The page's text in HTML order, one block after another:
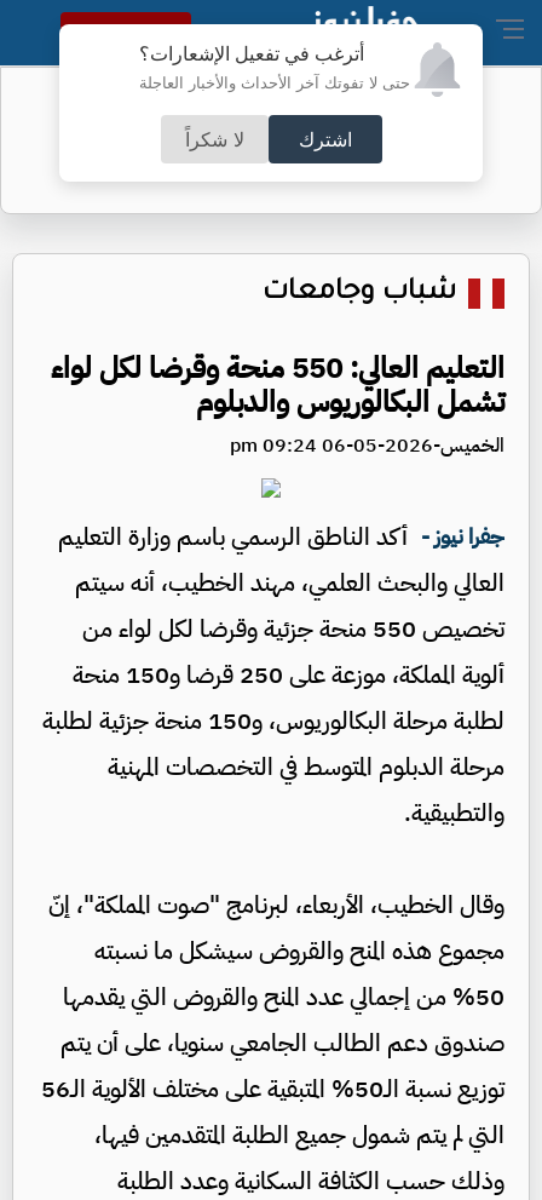
أترغب في تفعيل الإشعارات؟
حتى لا تفوتك آخر الأحداث والأخبار العاجلة
اشترك لا شكراً
النسخة الكاملة
شباب وجامعات
التعليم العالي: 550 منحة وقرضا لكل لواء
تشمل البكالوريوس والدبلوم
الخميس-2026-05-06 09:24 pm
جفرا نيوز - أكد الناطق الرسمي باسم وزارة التعليم
العالي والبحث العلمي، مهند الخطيب، أنه سيتم
تخصيص 550 منحة جزئية وقرضا لكل لواء من
ألوية المملكة، موزعة على 250 قرضا و150 منحة
لطلبة مرحلة البكالوريوس، و150 منحة جزئية لطلبة
مرحلة الدبلوم المتوسط في التخصصات المهنية
والتطبيقية.
وقال الخطيب، الأربعاء، لبرنامج "صوت المملكة"، إنّ
مجموع هذه المنح والقروض سيشكل ما نسبته
50% من إجمالي عدد المنح والقروض التي يقدمها
صندوق دعم الطالب الجامعي سنويا، على أن يتم
توزيع نسبة الـ50% المتبقية على مختلف الألوية الـ56
التي لم يتم شمول جميع الطلبة المتقدمين فيها،
وذلك حسب الكثافة السكانية وعدد الطلبة